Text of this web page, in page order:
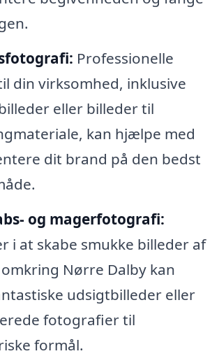
Professionelle
din virksomhed, inklusive
eller billeder til
kan hjælpe med
dit brand på den bedst
og magerfotografi:
i at skabe smukke billeder af
Nørre Dalby kan
udsigtbilleder eller
fotografier til
formål.